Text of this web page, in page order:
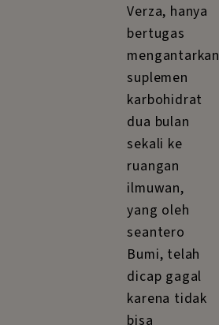
Verza, hanya
bertugas
mengantarkan
suplemen
karbohidrat
dua bulan
sekali ke
ruangan
ilmuwan,
yang oleh
seantero
Bumi, telah
dicap gagal
karena tidak
bisa